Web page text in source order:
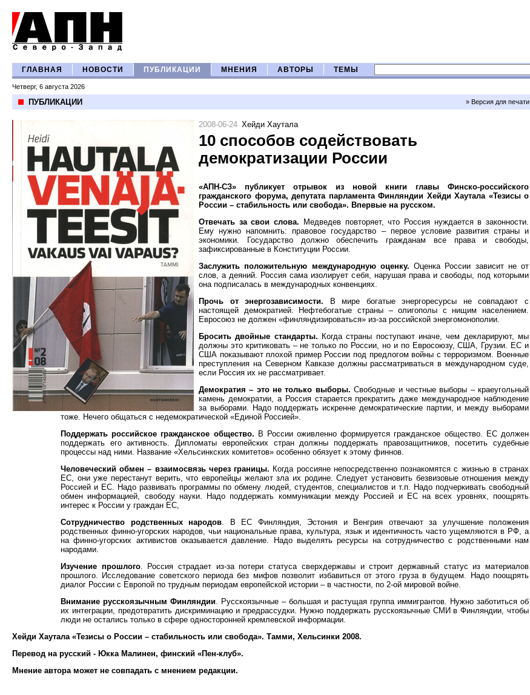
ГЛАВНАЯ НОВОСТИ ПУБЛИКАЦИИ МНЕНИЯ АВТОРЫ ТЕМЫ
Четверг, 6 августа 2026
ПУБЛИКАЦИИ » Версия для печати
2008-06-24 Хейди Хаутала
10 способов содействовать
демократизации России
«АПН-СЗ» публикует отрывок из новой книги главы Финско-российского
гражданского форума, депутата парламента Финляндии Хейди Хаутала «Тезисы о
России – стабильность или свобода». Впервые на русском.
Отвечать за свои слова. Медведев повторяет, что Россия нуждается в законности.
Ему нужно напомнить: правовое государство – первое условие развития страны и
экономики. Государство должно обеспечить гражданам все права и свободы,
зафиксированные в Конституции России.
Заслужить положительную международную оценку. Оценка России зависит не от
слов, а деяний. Россия сама изолирует себя, нарушая права и свободы, под которыми
она подписалась в международных конвенциях.
Прочь от энергозависимости.
В мире богатые энергоресурсы не совпадают с
настоящей демократией. Нефтебогатые страны – олигополы с нищим населением.
Евросоюз не должен «финляндизироваться» из-за российской энергомонополии.
Бросить двойные стандарты. Когда страны поступают иначе, чем декларируют, мы
должны это критиковать – не только по России, но и по Евросоюзу, США, Грузии. ЕС и
США показывают плохой пример России под предлогом войны с терроризмом. Военные
преступления на Северном Кавказе должны рассматриваться в международном суде,
если Россия их не рассматривает.
Демократия – это не только выборы.Свободные и честные выборы – краеугольный
камень демократии, а Россия старается прекратить даже международное наблюдение
за выборами. Надо поддержать искренне демократические партии, и между выборами
тоже. Нечего общаться с недемократической «Единой Россией».
Поддержать российское гражданское общество. В России оживленно формируется гражданское общество. ЕС должен
поддержать его активность. Дипломаты европейских стран должны поддержать правозащитников, посетить судебные
процессы над ними. Название «Хельсинкских комитетов» особенно обязует к этому финнов.
Человеческий обмен – взаимосвязь через границы. Когда россияне непосредственно познакомятся с жизнью в странах
ЕС, они уже перестанут верить, что европейцы желают зла их родине. Следует установить безвизовые отношения между
Россией и ЕС. Надо развивать программы по обмену людей, студентов, специалистов и т.п. Надо подчеркивать свободный
обмен информацией, свободу науки. Надо поддержать коммуникации между Россией и ЕС на всех уровнях, поощрять
интерес к России у граждан ЕС,
Сотрудничество родственных народов. В ЕС Финляндия, Эстония и Венгрия отвечают за улучшение положения
родственных финно-угорских народов, чьи национальные права, культура, язык и идентичность часто ущемляются в РФ, а
на финно-угорских активистов оказывается давление. Надо выделять ресурсы на сотрудничество с родственными нам
народами.
Изучение прошлого. Россия страдает из-за потери статуса сверхдержавы и строит державный статус из материалов
прошлого. Исследование советского периода без мифов позволит избавиться от этого груза в будущем. Надо поощрять
диалог России с Европой по трудным периодам европейской истории – в частности, по 2-ой мировой войне.
Внимание русскоязычным Финляндии. Русскоязычные – большая и растущая группа иммигрантов. Нужно заботиться об
их интеграции, предотвратить дискриминацию и предрассудки. Нужно поддержать русскоязычные СМИ в Финляндии, чтобы
люди не остались только в сфере односторонней кремлевской информации.
Хейди Хаутала «Тезисы о России – стабильность или свобода». Тамми, Хельсинки 2008.
Перевод на русский - Юкка Малинен, финский «Пен-клуб».
Мнение автора может не совпадать с мнением редакции.